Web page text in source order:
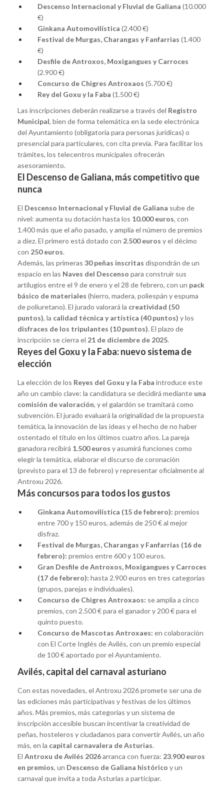
Descenso Internacional y Fluvial de Galiana (10.000
€)
Ginkana Automovilística (2.400 €)
Festival de Murgas, Charangas y Fanfarrias (1.400
€)
Desfile de Antroxos, Moxigangues y Carroces
(2.900 €)
Concurso de Chigres Antroxaos (5.700 €)
Rey del Goxu y la Faba (1.500 €)
Las inscripciones deberán realizarse a través del Registro
Municipal, bien de forma telemática en la sede electrónica
del Ayuntamiento (obligatoria para personas jurídicas) o
presencial para particulares, con cita previa. Para facilitar los
trámites, los telecentros municipales ofrecerán
asesoramiento.
El Descenso de Galiana, más competitivo que
nunca
El Descenso Internacional y Fluvial de Galiana sube de
nivel: aumenta su dotación hasta los 10.000 euros, con
1.400 más que el año pasado, y amplía el número de premios
a diez. El primero está dotado con 2.500 euros y el décimo
con 250 euros.
Además, las primeras 30 peñas inscritas dispondrán de un
espacio en las Naves del Descenso para construir sus
artilugios entre el 9 de enero y el 28 de febrero, con un pack
básico de materiales (hierro, madera, poliespán y espuma
de poliuretano). El jurado valorará la creatividad (50
puntos), la calidad técnica y artística (40 puntos) y los
disfraces de los tripulantes (10 puntos). El plazo de
inscripción se cierra el 21 de diciembre de 2025.
Reyes del Goxu y la Faba: nuevo sistema de
elección
La elección de los Reyes del Goxu y la Faba introduce este
año un cambio clave: la candidatura se decidirá mediante una
comisión de valoración, y el galardón se tramitará como
subvención. El jurado evaluará la originalidad de la propuesta
temática, la innovación de las ideas y el hecho de no haber
ostentado el título en los últimos cuatro años. La pareja
ganadora recibirá 1.500 euros y asumirá funciones como
elegir la temática, elaborar el discurso de coronación
(previsto para el 13 de febrero) y representar oficialmente al
Antroxu 2026.
Más concursos para todos los gustos
Ginkana Automovilística (15 de febrero): premios
entre 700 y 150 euros, además de 250 € al mejor
disfraz.
Festival de Murgas, Charangas y Fanfarrias (16 de
febrero): premios entre 600 y 100 euros.
Gran Desfile de Antroxos, Moxigangues y Carroces
(17 de febrero): hasta 2.900 euros en tres categorías
(grupos, parejas e individuales).
Concurso de Chigres Antroxaos: se amplía a cinco
premios, con 2.500 € para el ganador y 200 € para el
quinto puesto.
Concurso de Mascotas Antroxaes: en colaboración
con El Corte Inglés de Avilés, con un premio especial
de 100 € aportado por el Ayuntamiento.
Avilés, capital del carnaval asturiano
Con estas novedades, el Antroxu 2026 promete ser una de
las ediciones más participativas y festivas de los últimos
años. Más premios, más categorías y un sistema de
inscripción accesible buscan incentivar la creatividad de
peñas, hosteleros y ciudadanos para convertir Avilés, un año
más, en la capital carnavalera de Asturias.
El Antroxu de Avilés 2026arranca con fuerza: 23.900 euros
en premios, un Descenso de Galiana histórico y un
carnaval que invita a toda Asturias a participar.